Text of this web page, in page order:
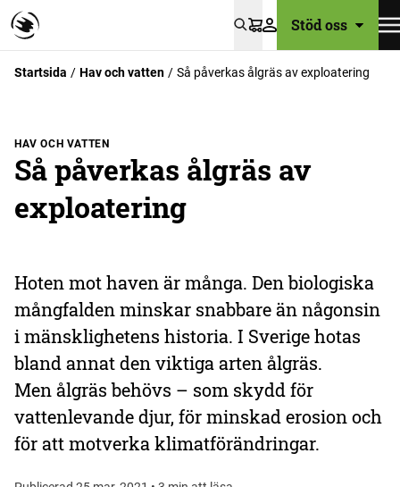
VarukorgStöd oss
Startsida Hav och vatten Så påverkas ålgräs av exploatering
HAV OCH VATTEN
Så påverkas ålgräs av
exploatering
Hoten mot haven är många. Den biologiska
mångfalden minskar snabbare än någonsin
i mänsklighetens historia. I Sverige hotas
bland annat den viktiga arten ålgräs.
Men ålgräs behövs – som skydd för
vattenlevande djur, för minskad erosion och
för att motverka klimatförändringar.